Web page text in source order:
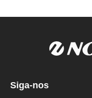
Siga-nos